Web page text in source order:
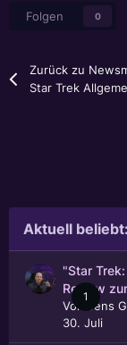
Folgen 0
Zurück zu
Star Trek
Aktuell beliebt:
1
"Star
Review
Von
Jens
30. Juli